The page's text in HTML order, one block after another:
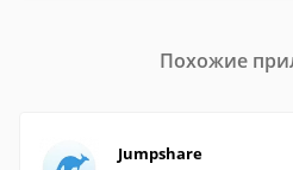
Похожие
Jumpshare